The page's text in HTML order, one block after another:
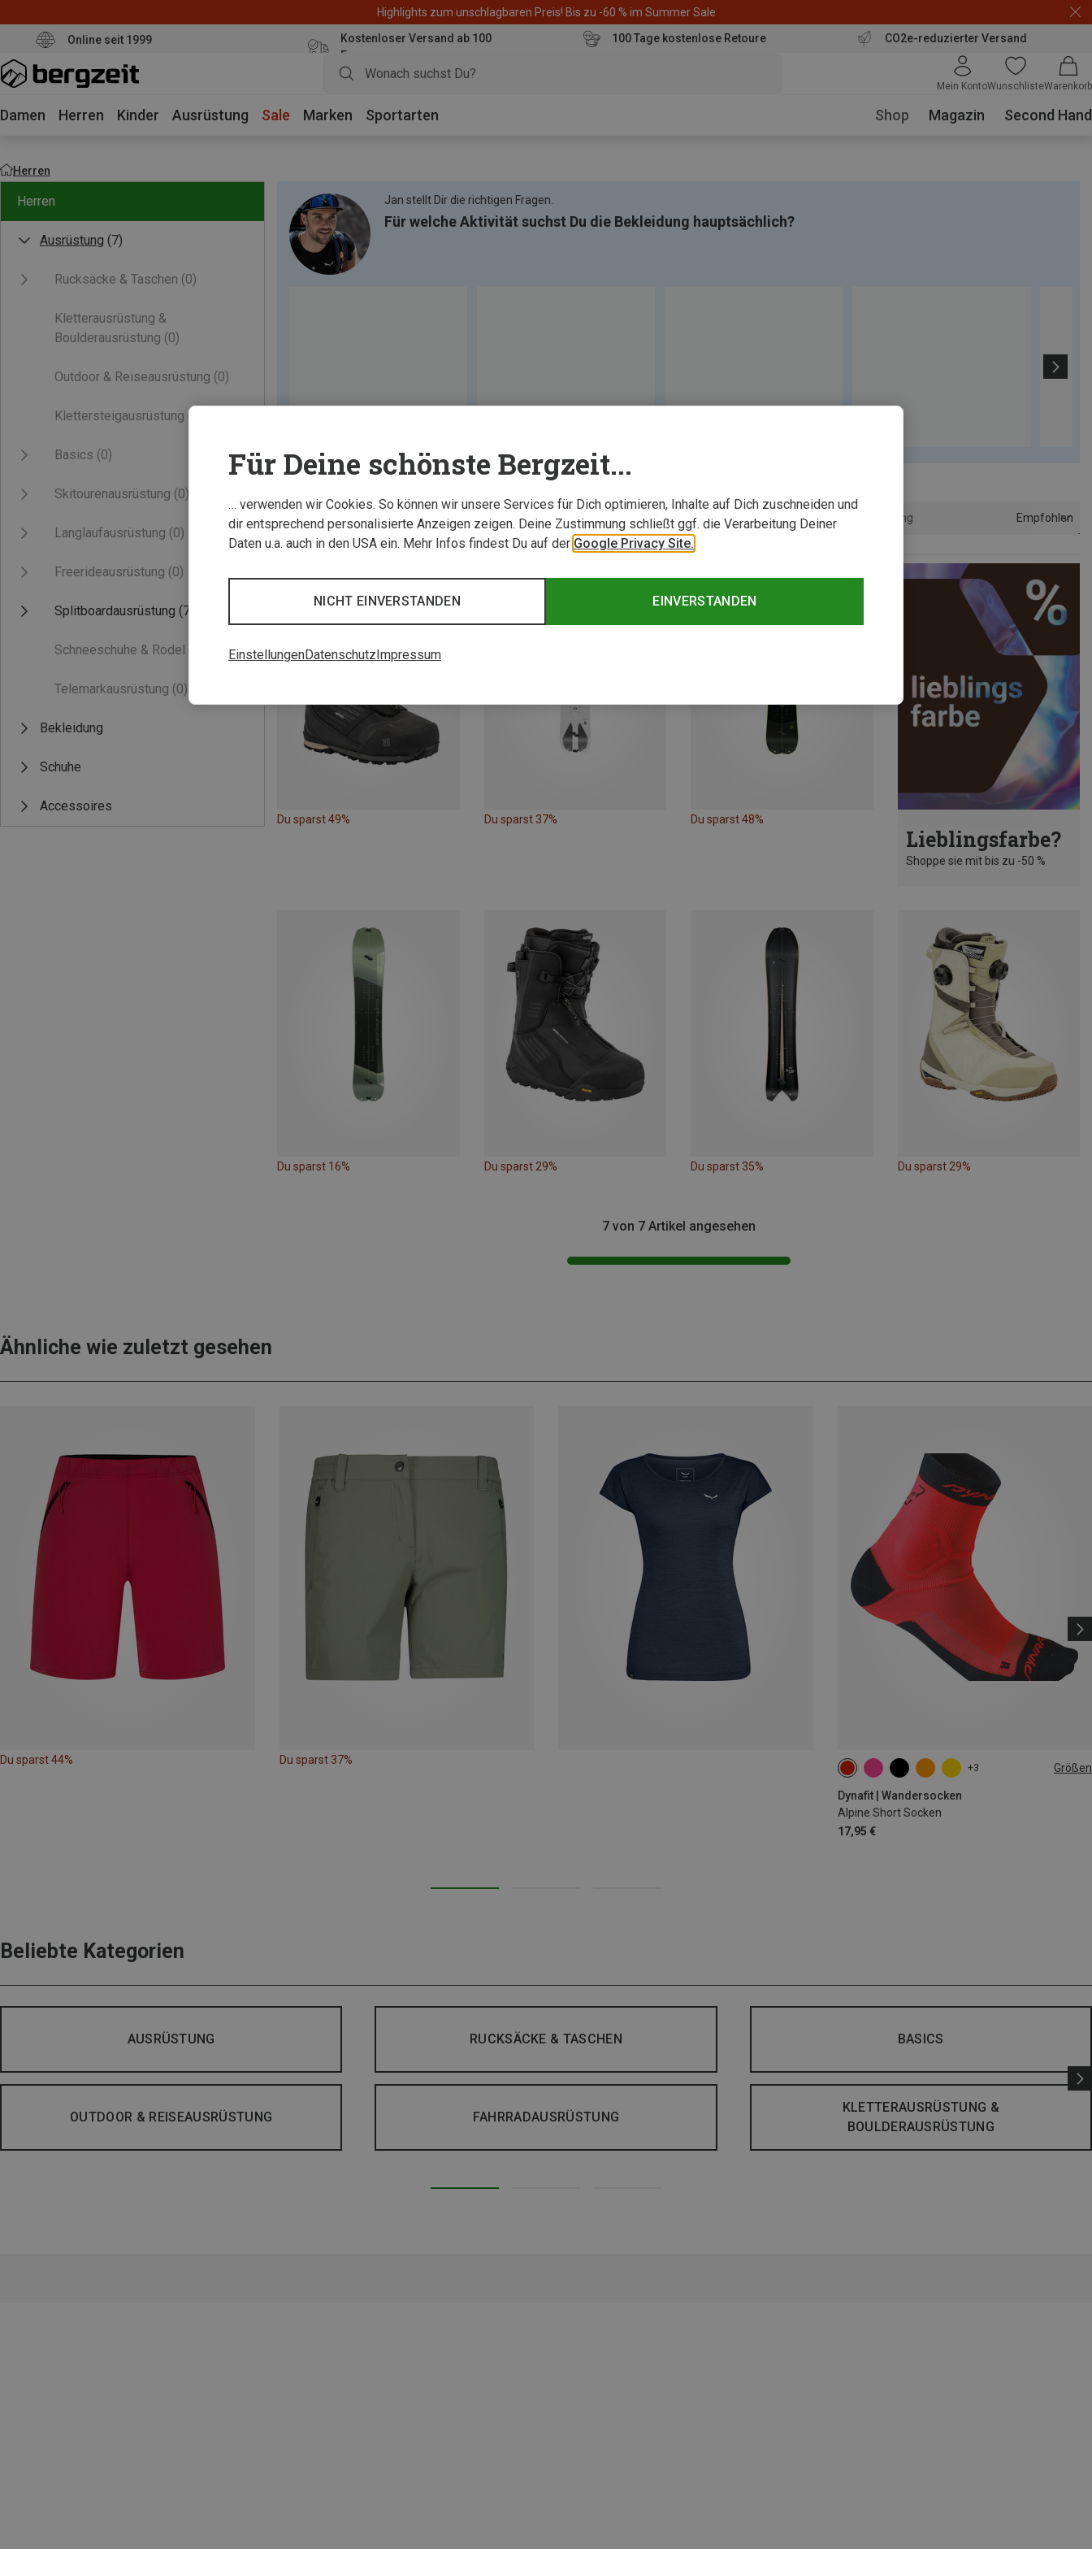
Highlights zum unschlagbaren Preis! Bis zu -60 % im Summer Sale
Online seit 1999
Kostenloser Versand ab 100
Euro
100 Tage kostenlose Retoure CO2e-reduzierter Versand
Mein KontoWunschlisteWarenkorb
Damen Herren Kinder Ausrüstung Sale Marken Sportarten Shop Magazin Second Hand
Herren
Herren
Ausrüstung (7)
Rucksäcke & Taschen (0)
Kletterausrüstung &
Boulderausrüstung (0)
Outdoor & Reiseausrüstung (0)
Klettersteigausrüstung (0)
Basics (0)
Skitourenausrüstung (0)
Langlaufausrüstung (0)
Freerideausrüstung (0)
Splitboardausrüstung (7)
Schneeschuhe & Rodel
Telemarkausrüstung (0)
Bekleidung
Schuhe
Accessoires
Jan stellt Dir die richtigen Fragen.
Für welche Aktivität suchst Du die Bekleidung hauptsächlich?
Sortierung Empfohlen
Du sparst 49% Du sparst 37% Du sparst 48%
Lieblingsfarbe?
Shoppe sie mit bis zu -50 %
Du sparst 16% Du sparst 29% Du sparst 35% Du sparst 29%
7 von 7 Artikel angesehen
Ähnliche wie zuletzt gesehen
Du sparst 44% Du sparst 37%
+3 Größen
Dynafit | Wandersocken
Alpine Short Socken
17,95 €
39|40|41|42 43|44|45|46
Beliebte Kategorien
AUSRÜSTUNG RUCKSÄCKE & TASCHEN BASICS
OUTDOOR & REISEAUSRÜSTUNG FAHRRADAUSRÜSTUNG
KLETTERAUSRÜSTUNG &
BOULDERAUSRÜSTUNG
Für Deine schönste Bergzeit...
… verwenden wir Cookies. So können wir unsere Services für Dich optimieren, Inhalte auf Dich zuschneiden und
dir entsprechend personalisierte Anzeigen zeigen. Deine Zustimmung schließt ggf. die Verarbeitung Deiner
Daten u.a. auch in den USA ein. Mehr Infos findest Du auf der Google Privacy Site.
EINVERSTANDEN
NICHT EINVERSTANDEN
EinstellungenDatenschutz Impressum